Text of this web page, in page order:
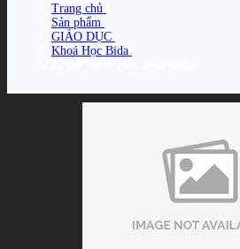
Trang chủ
Sản phẩm
GIÁO DỤC
Khoá Học Bida